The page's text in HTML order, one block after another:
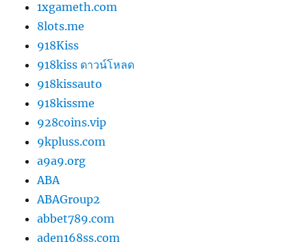
1xgameth.com
8lots.me
918Kiss
918kiss ดาวน์โหลด
918kissauto
918kissme
928coins.vip
9kpluss.com
a9a9.org
ABA
ABAGroup2
abbet789.com
aden168ss.com